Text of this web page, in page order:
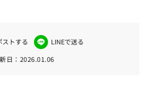
ストする
LINEで送る
日： 2026.01.06